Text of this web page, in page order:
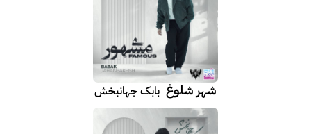
شهر شلوغ بابک جهانبخش